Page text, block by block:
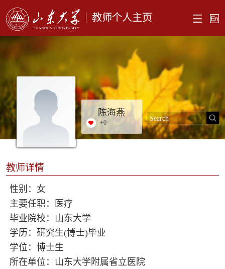
教师个人主页
陈海燕
+0
教师详情
性别：女
主要任职：医疗
毕业院校：山东大学
学历：研究生(博士)毕业
学位：博士生
所在单位：山东大学附属省立医院